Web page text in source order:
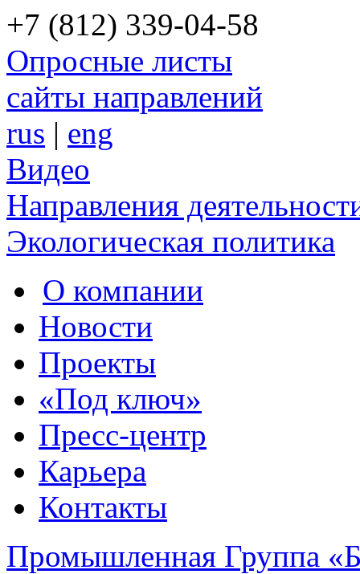
+7 (812) 339-04-58
Опросные листы
сайты направлений
rus | eng
Видео
Направления
Экологическая политика
О компании
Новости
Проекты
«Под ключ»
Пресс-центр
Карьера
Контакты
Промышленная Группа